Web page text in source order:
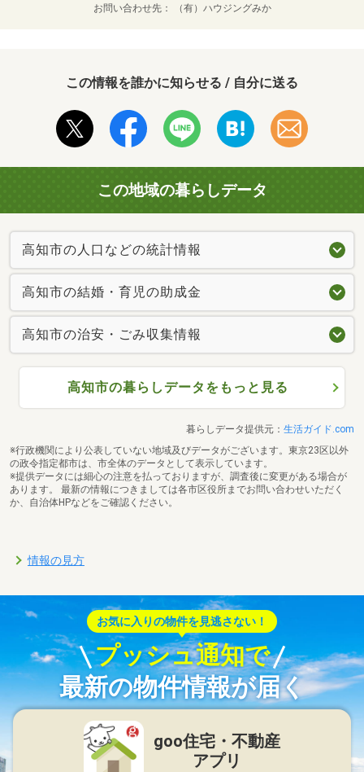
お問い合わせ先 （有）ハウジングみか
この情報を誰かに知らせる / 自分に送る
この地域の暮らしデータ
高知市の人口などの統計情報
高知市の結婚・育児の助成金
高知市の治安・ごみ収集情報
高知市の暮らしデータをもっと見る
暮らしデータ提供元： 生活ガイド.com
※行政機関により公表していない地域及びデータがございます。東京23区以外
の政令指定都市は、市全体のデータとして表示しています。
※提供データには細心の注意を払っておりますが、調査後に変更がある場合が
あります。 最新の情報につきましては各市区役所までお問い合わせいただく
か、自治体HPなどをご確認ください。
情報の見方
お気に入りの物件を見逃さない！
プッシュ通知で
最新の物件情報が届く
goo住宅・不動産
アプリ